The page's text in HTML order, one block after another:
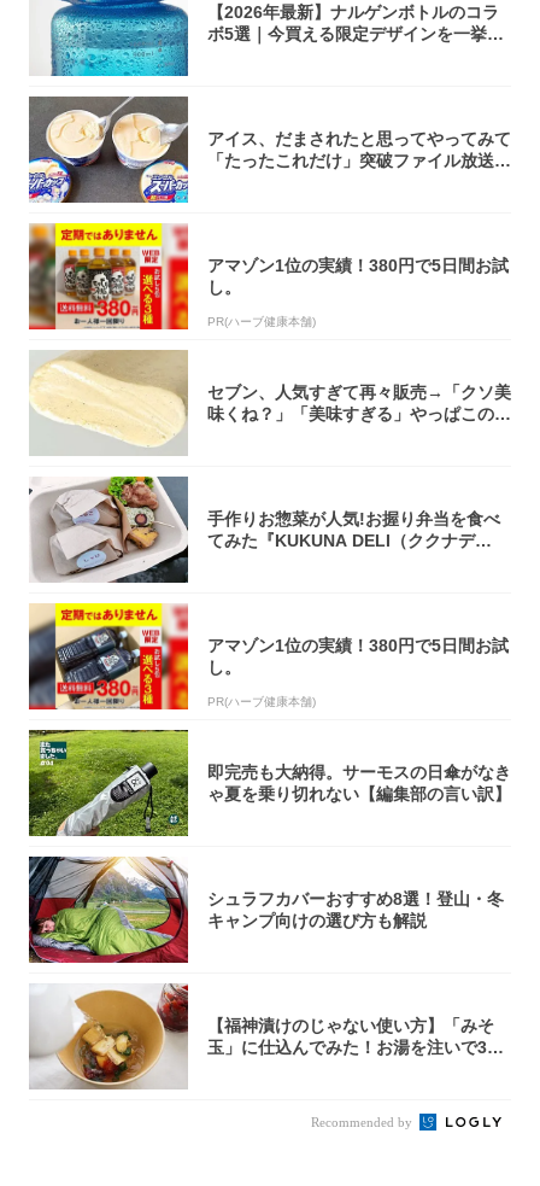
【2026年最新】ナルゲンボトルのコラ
ボ5選｜今買える限定デザインを一挙紹
アイス、だまされたと思ってやってみて
「たったこれだけ」突破ファイル放送で
アマゾン1位の実績！380円で5日間お試
し。
PR(ハーブ健康本舗)
セブン、人気すぎて再々販売→「クソ美
味くね？」「美味すぎる」やっぱこのク
手作りお惣菜が人気!お握り弁当を食べ
てみた『KUKUNA DELI（ククナデ
アマゾン1位の実績！380円で5日間お試
し。
PR(ハーブ健康本舗)
即完売も大納得。サーモスの日傘がなき
ゃ夏を乗り切れない【編集部の言い訳】
シュラフカバーおすすめ8選！登山・冬
キャンプ向けの選び方も解説
【福神漬けのじゃない使い方】「みそ
玉」に仕込んでみた！お湯を注いで30
Recommended by